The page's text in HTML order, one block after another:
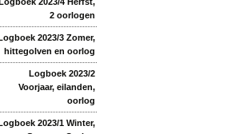
2 oorlogen
2023/3 Zomer,
hittegolven en oorlog
Logboek 2023/2
Voorjaar, eilanden,
oorlog
2023/1 Winter,